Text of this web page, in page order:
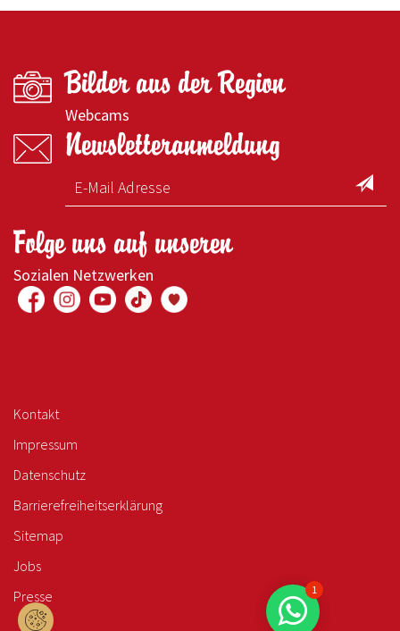
Bilder aus der Region
Webcams
Newsletteranmeldung
Folge uns auf unseren
Sozialen Netzwerken
Kontakt
Impressum
Datenschutz
Barrierefreiheitserklärung
Sitemap
Jobs
Presse
1